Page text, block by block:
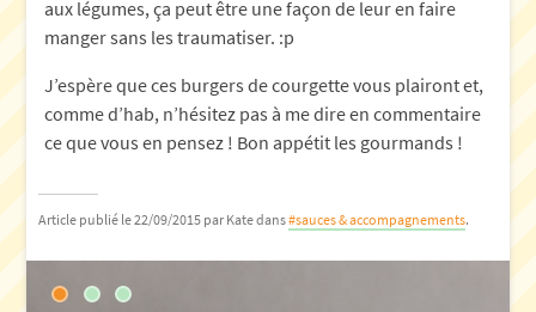
aux légumes, ça peut être une façon de leur en faire
manger sans les traumatiser. :p
J’espère que ces burgers de courgette vous plairont et,
comme d’hab, n’hésitez pas à me dire en commentaire
ce que vous en pensez ! Bon appétit les gourmands !
Article publié le 22/09/2015 par Katedans#sauces & accompagnements.